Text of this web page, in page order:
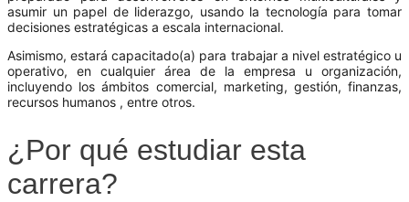
asumir un papel de liderazgo, usando la tecnología para tomar
decisiones estratégicas a escala internacional.
Asimismo, estará capacitado(a) para trabajar a nivel estratégico u
operativo, en cualquier área de la empresa u organización,
incluyendo los ámbitos comercial, marketing, gestión, finanzas,
recursos humanos , entre otros.
¿Por qué estudiar esta
carrera?